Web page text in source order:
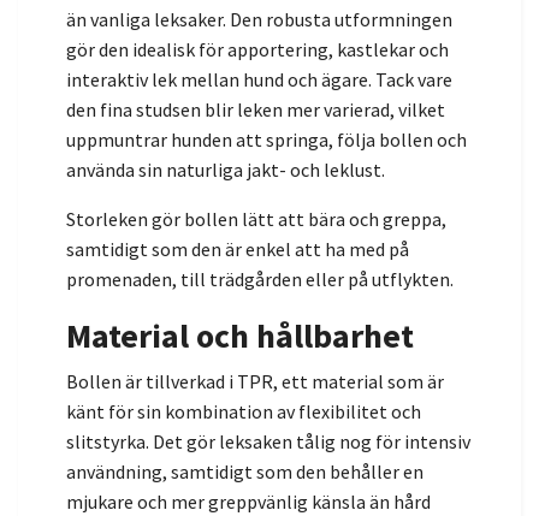
än vanliga leksaker. Den robusta utformningen
gör den idealisk för apportering, kastlekar och
interaktiv lek mellan hund och ägare. Tack vare
den fina studsen blir leken mer varierad, vilket
uppmuntrar hunden att springa, följa bollen och
använda sin naturliga jakt- och leklust.
Storleken gör bollen lätt att bära och greppa,
samtidigt som den är enkel att ha med på
promenaden, till trädgården eller på utflykten.
Material och hållbarhet
Bollen är tillverkad i TPR, ett material som är
känt för sin kombination av flexibilitet och
slitstyrka. Det gör leksaken tålig nog för intensiv
användning, samtidigt som den behåller en
mjukare och mer greppvänlig känsla än hård